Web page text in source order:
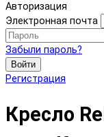
Авторизация
Электронная почта
Забыли пароль?
Войти
Регистрация
Кресло